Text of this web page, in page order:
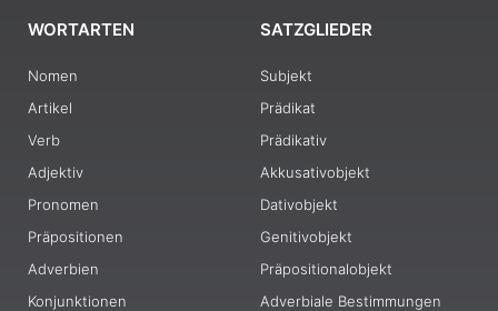
WORTARTEN
Nomen
Artikel
Verb
Adjektiv
Pronomen
Präpositionen
Adverbien
Konjunktionen
SATZGLIEDER
Subjekt
Prädikat
Prädikativ
Akkusativobjekt
Dativobjekt
Genitivobjekt
Präpositionalobjekt
Adverbiale Bestimmungen